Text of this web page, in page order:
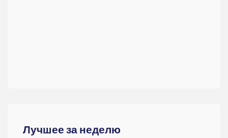
Лучшее за неделю